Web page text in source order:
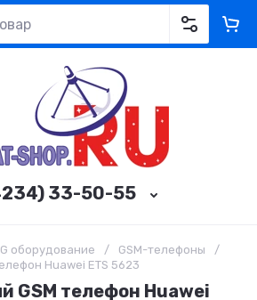
33-50-55
оборудование / GSM-телефоны
/
Huawei ETS 5623
GSM телефон Huawei